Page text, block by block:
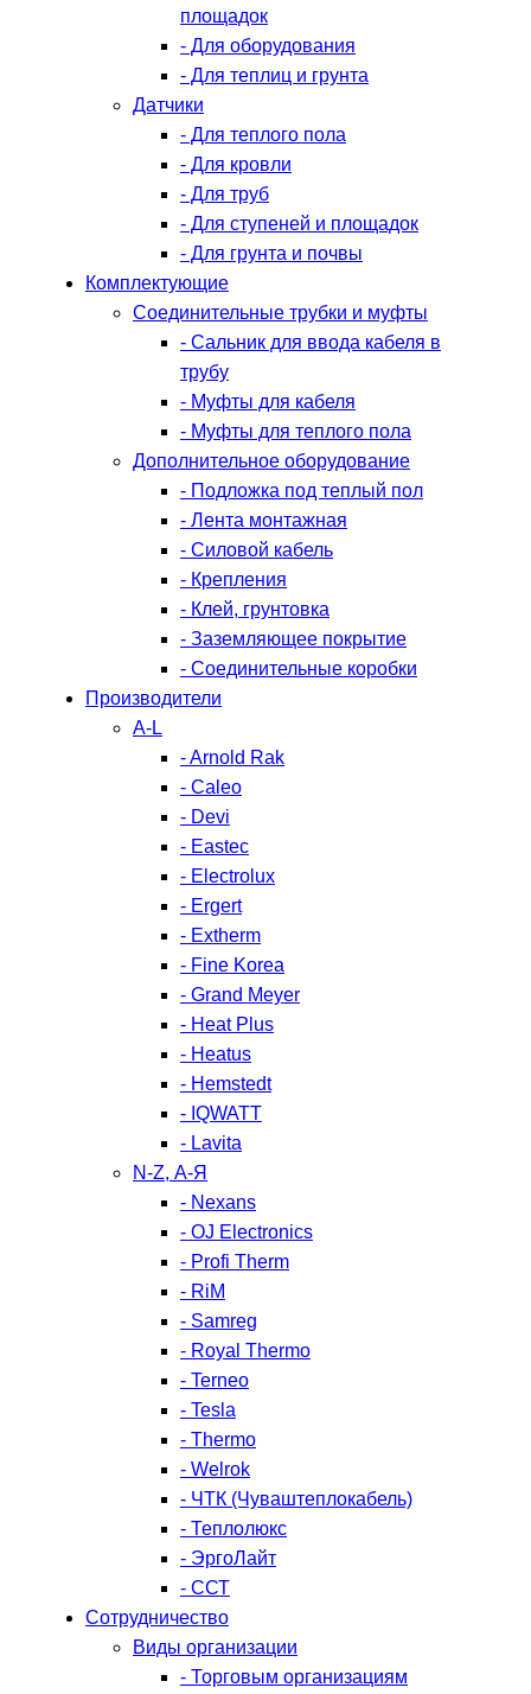
площадок
- Для оборудования
- Для теплиц и грунта
Датчики
- Для теплого пола
- Для кровли
- Для труб
- Для ступеней и площадок
- Для грунта и почвы
Комплектующие
Соединительные трубки и муфты
- Сальник для ввода кабеля в
трубу
- Муфты для кабеля
- Муфты для теплого пола
Дополнительное оборудование
- Подложка под теплый пол
- Лента монтажная
- Силовой кабель
- Крепления
- Клей, грунтовка
- Заземляющее покрытие
- Соединительные коробки
Производители
A-L
- Arnold Rak
- Caleo
- Devi
- Eastec
- Electrolux
- Ergert
- Extherm
- Fine Korea
- Grand Meyer
- Heat Plus
- Heatus
- Hemstedt
- IQWATT
- Lavita
N-Z, А-Я
- Nexans
- OJ Electronics
- Profi Therm
- RiM
- Samreg
- Royal Thermo
- Terneo
- Tesla
- Thermo
- Welrok
- ЧТК (Чуваштеплокабель)
- Теплолюкс
- ЭргоЛайт
- ССТ
Сотрудничество
Виды организации
- Торговым организациям